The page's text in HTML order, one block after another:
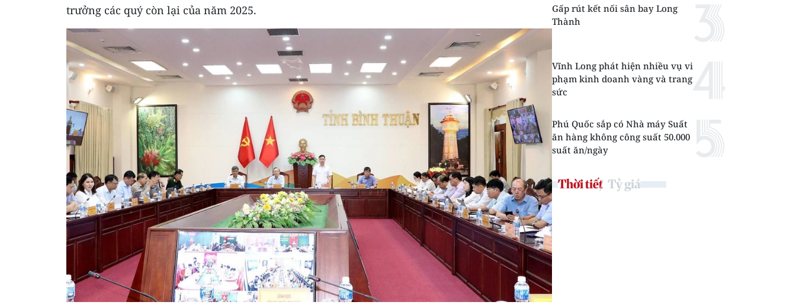
trưởng các quý còn lại của năm 2025.
Gấp rút kết nối sân bay Long
Thành
Vĩnh Long phát hiện nhiều vụ vi
phạm kinh doanh vàng và trang
sức
Phú Quốc sắp có Nhà máy Suất
ăn hàng không công suất 50.000
suất ăn/ngày
Thời tiết Tỷ giá